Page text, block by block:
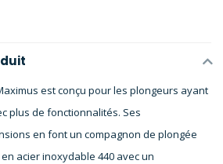
est conçu pour les plongeurs ayant
plus de fonctionnalités. Ses
en font un compagnon de plongée
acier inoxydable 440 avec un